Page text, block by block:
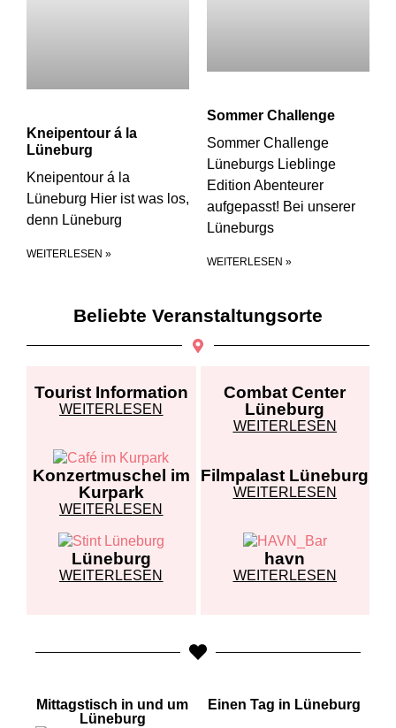
Kneipentour á la
Lüneburg
Kneipentour á la
Lüneburg Hier ist was los,
denn Lüneburg
WEITERLESEN »
Sommer Challenge
Sommer Challenge
Lüneburgs Lieblinge
Edition Abenteurer
aufgepasst! Bei unserer
Lüneburgs
WEITERLESEN »
Beliebte Veranstaltungsorte
Tourist Information
WEITERLESEN
Combat Center
Lüneburg
WEITERLESEN
Konzertmuschel im
Kurpark
WEITERLESEN
Filmpalast Lüneburg
WEITERLESEN
Lüneburg
WEITERLESEN
havn
WEITERLESEN
Mittagstisch in und um
Lüneburg
Einen Tag in Lüneburg